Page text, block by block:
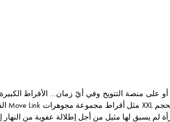
أو على منصة التتويج وفي أيّ زمان... الأقراط
لم يسبق لها مثيل من أجل إطلالة عفوية من النهار